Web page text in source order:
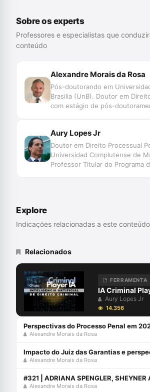
Sobre os experts
Professores e especialistas que
conteúdo
Alexandre Morais da Rosa
Pós-doutorando em
Brasilia (UnB). Doutor em
com estágio de pós-
Professor do Programa de
Mestrado e Doutorado da
de Direito do TJSC. Membro
Associação Ibero Americana de
Coordena o Grupo de Pesquisa
SpinLawLab (CNPq UNIVALI)
Aury Lopes Jr
Doutor em Direito Processual
Universidad Complutense de
Professor Titular do Programa
Explore
Indicações relacionadas a este conteúdo
Relacionados
FERRAMENTA
IA Criminal
Aury Lopes Jr
14.356
Alexandre Morais da Rosa
Alexandre Morais da Rosa
Alexandre Morais da Rosa